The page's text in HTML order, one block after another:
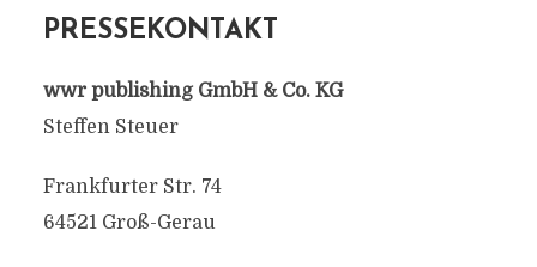
PRESSEKONTAKT
wwr publishing GmbH & Co. KG
Steffen Steuer
Frankfurter Str. 74
64521 Groß-Gerau